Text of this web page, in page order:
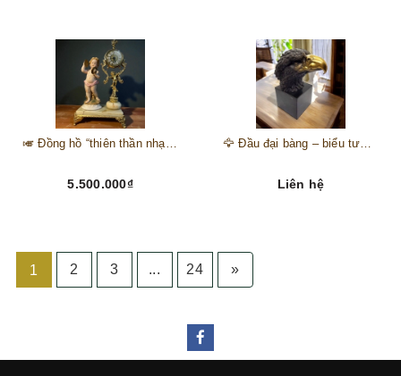
🎺 Đồng hồ “thiên thần nhạc hội” – tuyệt mỹ phẩm trang trí phong cách hoàng gia 🎼
5.500.000₫
🦅 Đầu đại bàng – biểu tượng của kẻ chinh phục trên đỉnh núi thành công 🦅
Liên hệ
1 2 3 ... 24 »